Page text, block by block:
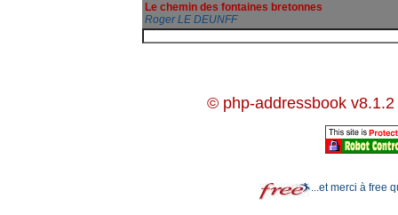
Le chemin des fontaines bretonnes
Roger LE DEUNFF
© php-addressbook v8.1.2
...et merci à free